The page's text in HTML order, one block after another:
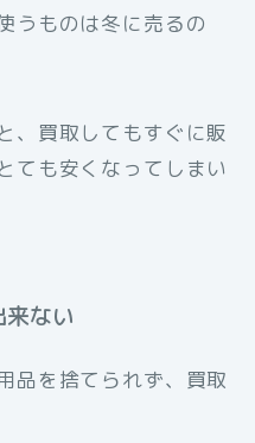
うものは冬に売るの
、買取してもすぐに販
ても安くなってしまい
ない
品を捨てられず、買取